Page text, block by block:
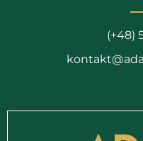
(+48)